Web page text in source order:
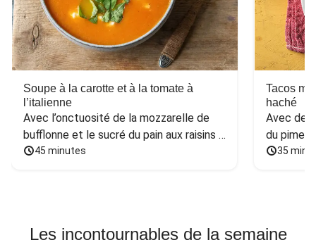
Soupe à la carotte et à la tomate à
l’italienne
Avec l’onctuosité de la mozzarelle de
bufflonne et le sucré du pain aux raisins
et aux noix
45 minutes
Tacos
haché
Avec des
du
35
Les incontournables de la semaine